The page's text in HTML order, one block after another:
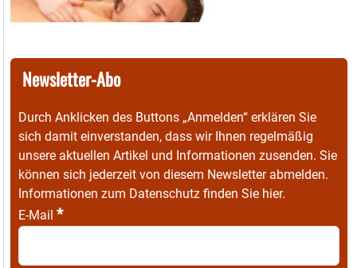
Newsletter-Abo
Durch Anklicken des Buttons „Anmelden“ erklären Sie
sich damit einverstanden, dass wir Ihnen regelmäßig
unsere aktuellen Artikel und Informationen zusenden. Sie
können sich jederzeit von diesem Newsletter abmelden.
Informationen zum Datenschutz finden Sie hier.
E-Mail *